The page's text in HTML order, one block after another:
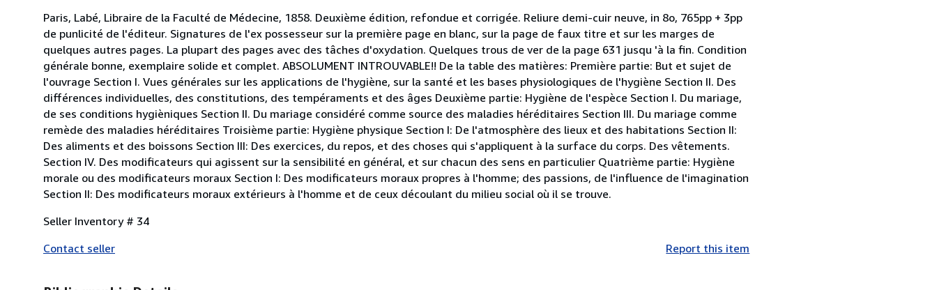
Paris, Labé, Libraire de la Faculté de Médecine, 1858. Deuxième édition, refondue et corrigée. Reliure demi-cuir neuve, in 8o, 765pp + 3pp
de punlicité de l'éditeur. Signatures de l'ex possesseur sur la première page en blanc, sur la page de faux titre et sur les marges de
quelques autres pages. La plupart des pages avec des tâches d'oxydation. Quelques trous de ver de la page 631 jusqu 'à la fin. Condition
générale bonne, exemplaire solide et complet. ABSOLUMENT INTROUVABLE!! De la table des matières: Première partie: But et sujet de
l'ouvrage Section I. Vues générales sur les applications de l'hygiène, sur la santé et les bases physiologiques de l'hygiène Section II. Des
différences individuelles, des constitutions, des tempéraments et des âges Deuxième partie: Hygiène de l'espèce Section I. Du mariage,
de ses conditions hygièniques Section II. Du mariage considéré comme source des maladies héréditaires Section III. Du mariage comme
remède des maladies héréditaires Troisième partie: Hygiène physique Section I: De l'atmosphère des lieux et des habitations Section II:
Des aliments et des boissons Section III: Des exercices, du repos, et des choses qui s'appliquent à la surface du corps. Des vêtements.
Section IV. Des modificateurs qui agissent sur la sensibilité en général, et sur chacun des sens en particulier Quatrième partie: Hygiène
morale ou des modificateurs moraux Section I: Des modificateurs moraux propres à l'homme; des passions, de l'influence de l'imagination
Section II: Des modificateurs moraux extérieurs à l'homme et de ceux découlant du milieu social où il se trouve.
Seller Inventory # 34
Contact seller
Report this item